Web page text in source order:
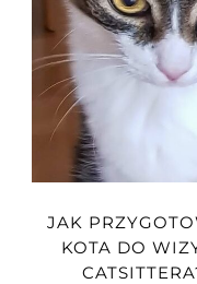
JAK
KOTA DO